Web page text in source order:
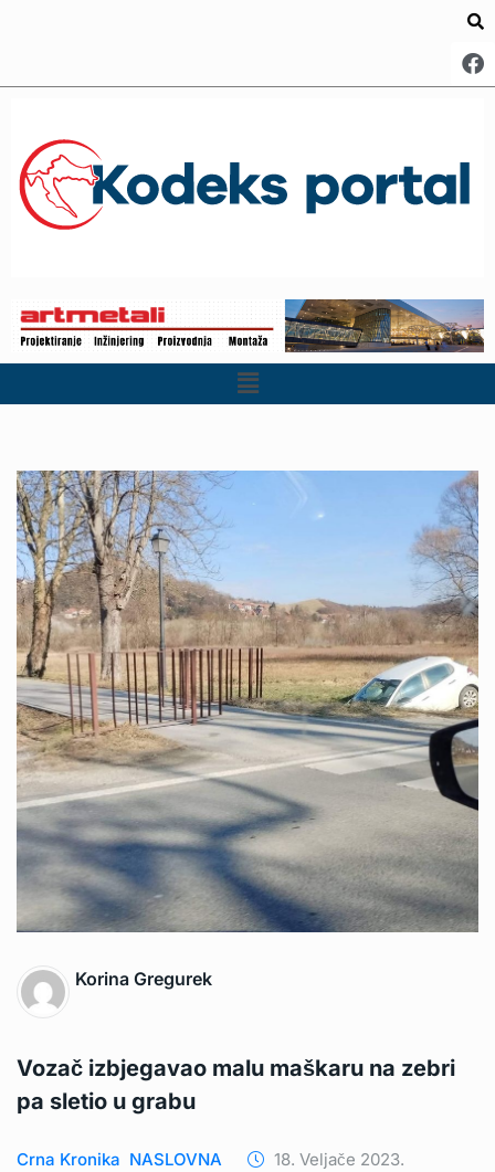
Korina Gregurek
Vozač izbjegavao malu maškaru na zebri
pa sletio u grabu
Crna Kronika NASLOVNA 18. Veljače 2023.